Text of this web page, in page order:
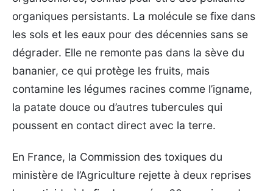
organiques persistants. La molécule se fixe dans
les sols et les eaux pour des décennies sans se
dégrader. Elle ne remonte pas dans la sève du
bananier, ce qui protège les fruits, mais
contamine les légumes racines comme l’igname,
la patate douce ou d’autres tubercules qui
poussent en contact direct avec la terre.
En France, la Commission des toxiques du
ministère de l’Agriculture rejette à deux reprises